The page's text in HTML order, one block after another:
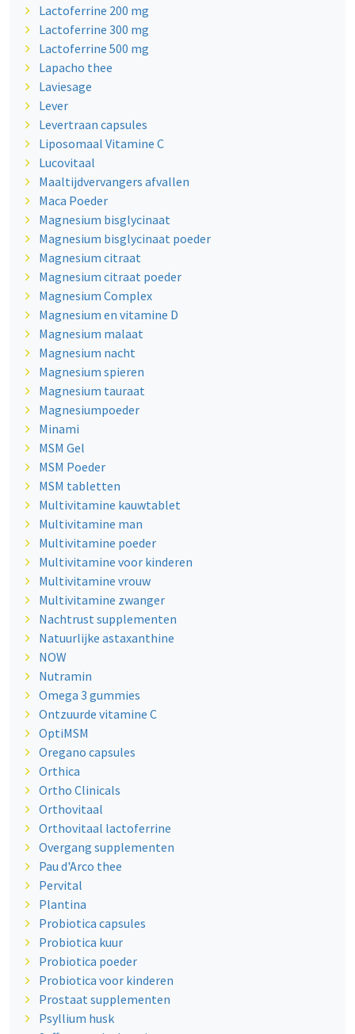
Lactoferrine 200 mg
Lactoferrine 300 mg
Lactoferrine 500 mg
Lapacho thee
Laviesage
Lever
Levertraan capsules
Liposomaal Vitamine C
Lucovitaal
Maaltijdvervangers afvallen
Maca Poeder
Magnesium bisglycinaat
Magnesium bisglycinaat poeder
Magnesium citraat
Magnesium citraat poeder
Magnesium Complex
Magnesium en vitamine D
Magnesium malaat
Magnesium nacht
Magnesium spieren
Magnesium tauraat
Magnesiumpoeder
Minami
MSM Gel
MSM Poeder
MSM tabletten
Multivitamine kauwtablet
Multivitamine man
Multivitamine poeder
Multivitamine voor kinderen
Multivitamine vrouw
Multivitamine zwanger
Nachtrust supplementen
Natuurlijke astaxanthine
NOW
Nutramin
Omega 3 gummies
Ontzuurde vitamine C
OptiMSM
Oregano capsules
Orthica
Ortho Clinicals
Orthovitaal
Orthovitaal lactoferrine
Overgang supplementen
Pau d'Arco thee
Pervital
Plantina
Probiotica capsules
Probiotica kuur
Probiotica poeder
Probiotica voor kinderen
Prostaat supplementen
Psyllium husk